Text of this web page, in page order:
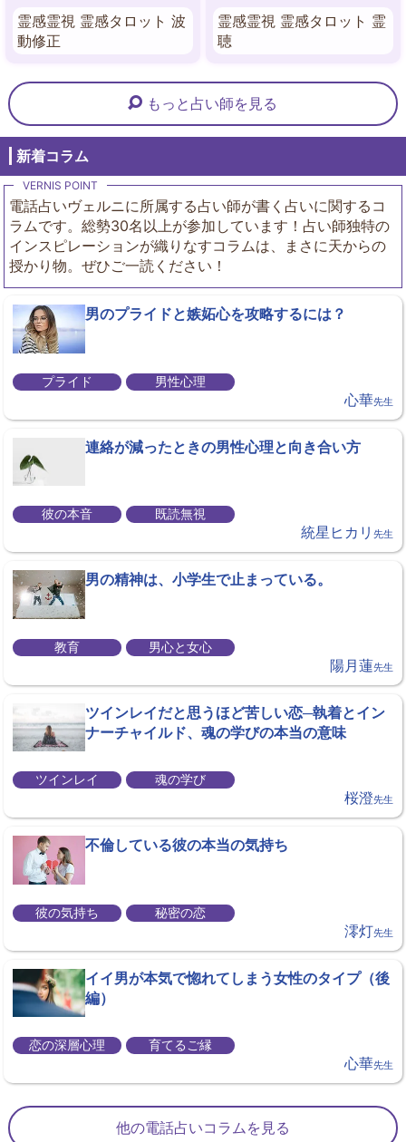
霊感霊視 霊感タロット 波
動修正
霊感霊視 霊感タロット 霊
聴
もっと占い師を見る
新着コラム
電話占いヴェルニに所属する占い師が書く占いに関するコ
ラムです。総勢30名以上が参加しています！占い師独特の
インスピレーションが織りなすコラムは、まさに天からの
授かり物。ぜひご一読ください！
男のプライドと嫉妬心を攻略するには？
プライド 男性心理
心華先生
連絡が減ったときの男性心理と向き合い方
彼の本音 既読無視
統星ヒカリ 先生
男の精神は、小学生で止まっている。
教育 男心と女心
陽月蓮先生
ツインレイだと思うほど苦しい恋─執着とイン
ナーチャイルド、魂の学びの本当の意味
ツインレイ 魂の学び
桜澄先生
不倫している彼の本当の気持ち
彼の気持ち 秘密の恋
澪灯先生
イイ男が本気で惚れてしまう女性のタイプ（後
編）
恋の深層心理 育てるご縁
心華先生
他の電話占いコラムを見る